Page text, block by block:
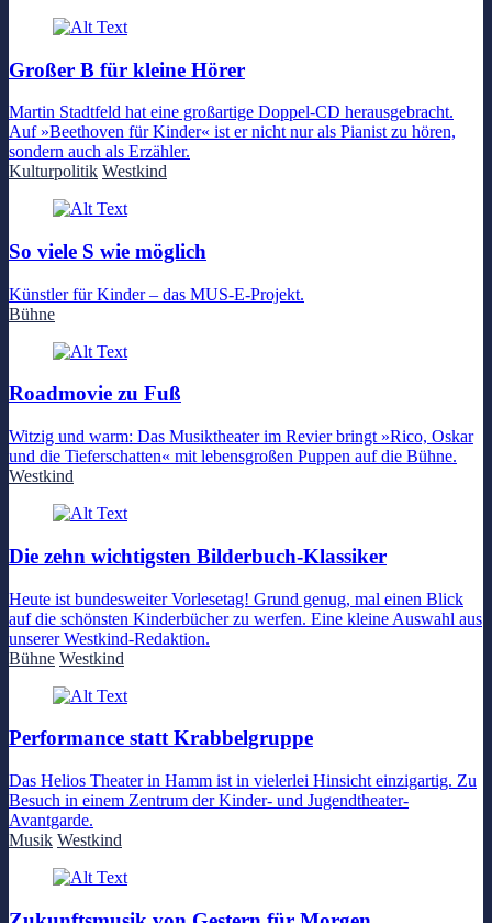
Großer B für kleine Hörer
Martin Stadtfeld hat eine großartige Doppel-CD herausgebracht.
Auf »Beethoven für Kinder« ist er nicht nur als Pianist zu hören,
sondern auch als Erzähler.
Kulturpolitik Westkind
So viele S wie möglich
Künstler für Kinder – das MUS-E-Projekt.
Bühne
Roadmovie zu Fuß
Witzig und warm: Das Musiktheater im Revier bringt »Rico, Oskar
und die Tieferschatten« mit lebensgroßen Puppen auf die Bühne.
Westkind
Die zehn wichtigsten Bilderbuch-Klassiker
Heute ist bundesweiter Vorlesetag! Grund genug, mal einen Blick
auf die schönsten Kinderbücher zu werfen. Eine kleine Auswahl aus
unserer Westkind-Redaktion.
Bühne Westkind
Performance statt Krabbelgruppe
Das Helios Theater in Hamm ist in vielerlei Hinsicht einzigartig. Zu
Besuch in einem Zentrum der Kinder- und Jugendtheater-
Avantgarde.
Musik Westkind